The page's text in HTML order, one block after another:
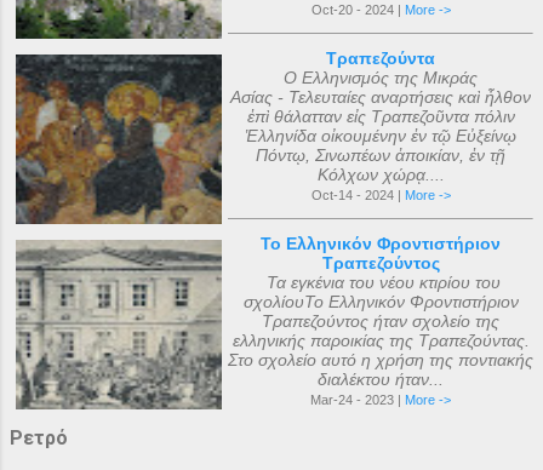
Oct-20 - 2024 | More ->
Τραπεζούντα
Ο Ελληνισμός της Μικράς
Ασίας - Τελευταίες αναρτήσεις καὶ ἦλθον
ἐπὶ θάλατταν εἰς Τραπεζοῦντα πόλιν
Ἑλληνίδα οἰκουμένην ἐν τῷ Εὐξείνῳ
Πόντῳ, Σινωπέων ἀποικίαν, ἐν τῇ
Κόλχων χώρᾳ....
Oct-14 - 2024 | More ->
Το Ελληνικόν Φροντιστήριον
Τραπεζούντος
Τα εγκένια του νέου κτιρίου του
σχολίουΤο Ελληνικόν Φροντιστήριον
Τραπεζούντος ήταν σχολείο της
ελληνικής παροικίας της Τραπεζούντας.
Στο σχολείο αυτό η χρήση της ποντιακής
διαλέκτου ήταν...
Mar-24 - 2023 | More ->
Ρετρό